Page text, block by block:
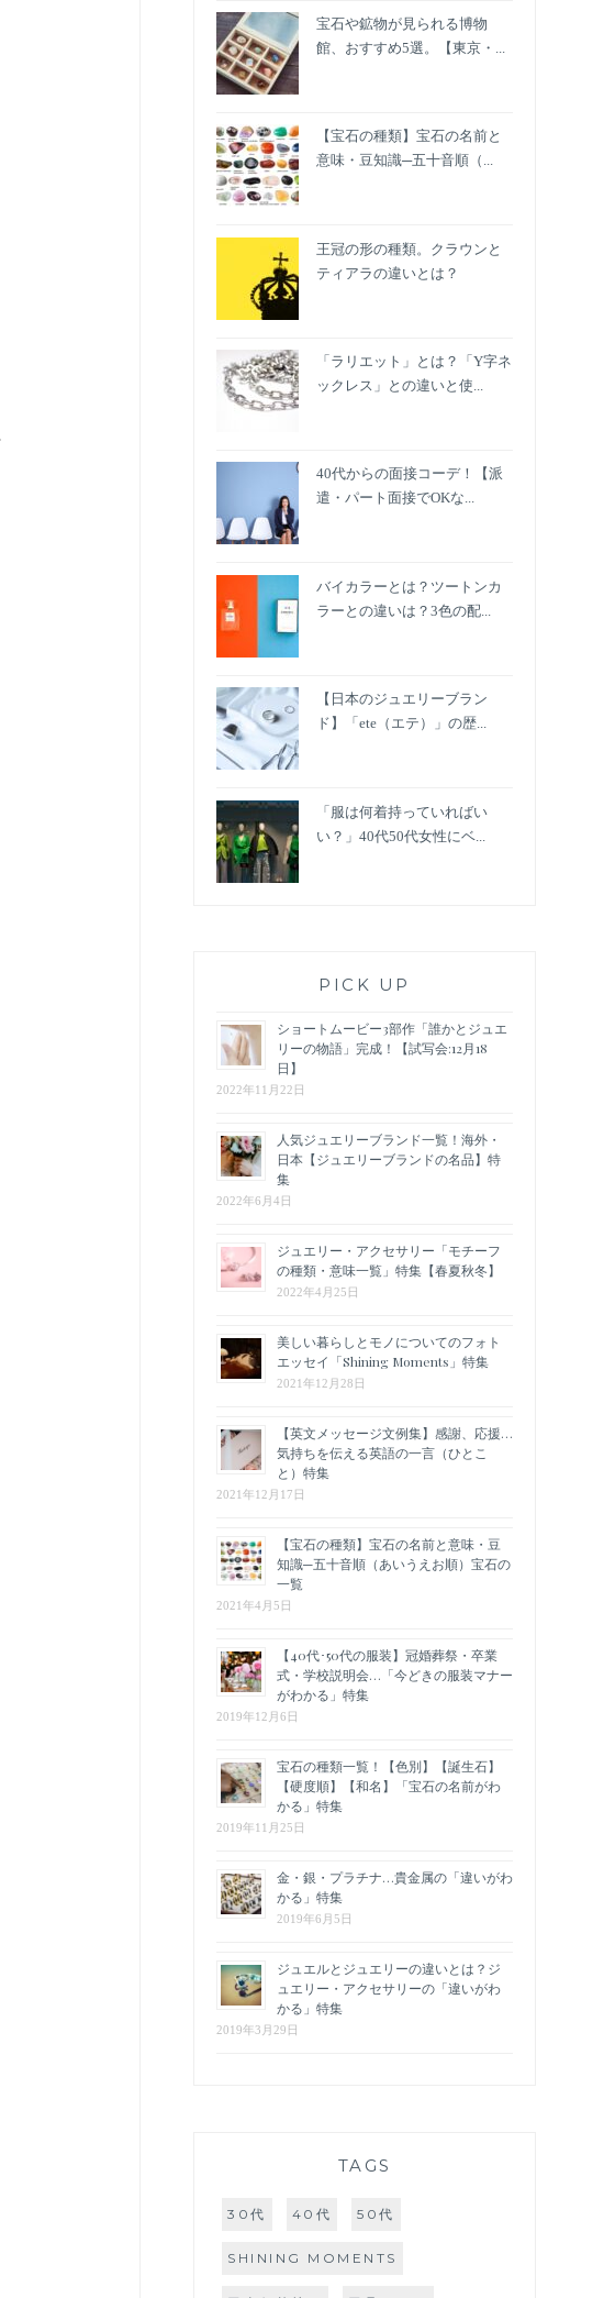
宝石や鉱物が見られる博物
館、おすすめ5選。【東京・...
【宝石の種類】宝石の名前と
意味・豆知識─五十音順（...
王冠の形の種類。クラウンと
ティアラの違いとは？
「ラリエット」とは？「Y字ネ
ックレス」との違いと使...
40代からの面接コーデ！【派
遣・パート面接でOKな...
バイカラーとは？ツートンカ
ラーとの違いは？3色の配...
【日本のジュエリーブラン
ド】「ete（エテ）」の歴...
「服は何着持っていればい
い？」40代50代女性にベ...
PICK UP
ショートムービー3部作「誰かとジュエ
リーの物語」完成！【試写会:12月18
日】
2022年11月22日
人気ジュエリーブランド一覧！海外・
日本【ジュエリーブランドの名品】特
集
2022年6月4日
ジュエリー・アクセサリー「モチーフ
の種類・意味一覧」特集【春夏秋冬】
2022年4月25日
美しい暮らしとモノについてのフォト
エッセイ「Shining Moments」特集
2021年12月28日
【英文メッセージ文例集】感謝、応援…
気持ちを伝える英語の一言（ひとこ
と）特集
2021年12月17日
【宝石の種類】宝石の名前と意味・豆
知識─五十音順（あいうえお順）宝石の
一覧
2021年4月5日
【40代･50代の服装】冠婚葬祭・卒業
式・学校説明会…「今どきの服装マナー
がわかる」特集
2019年12月6日
宝石の種類一覧！【色別】【誕生石】
【硬度順】【和名】「宝石の名前がわ
かる」特集
2019年11月25日
金・銀・プラチナ…貴金属の「違いがわ
かる」特集
2019年6月5日
ジュエルとジュエリーの違いとは？ジ
ュエリー・アクセサリーの「違いがわ
かる」特集
2019年3月29日
TAGS
30代 40代 50代
SHINING MOMENTS